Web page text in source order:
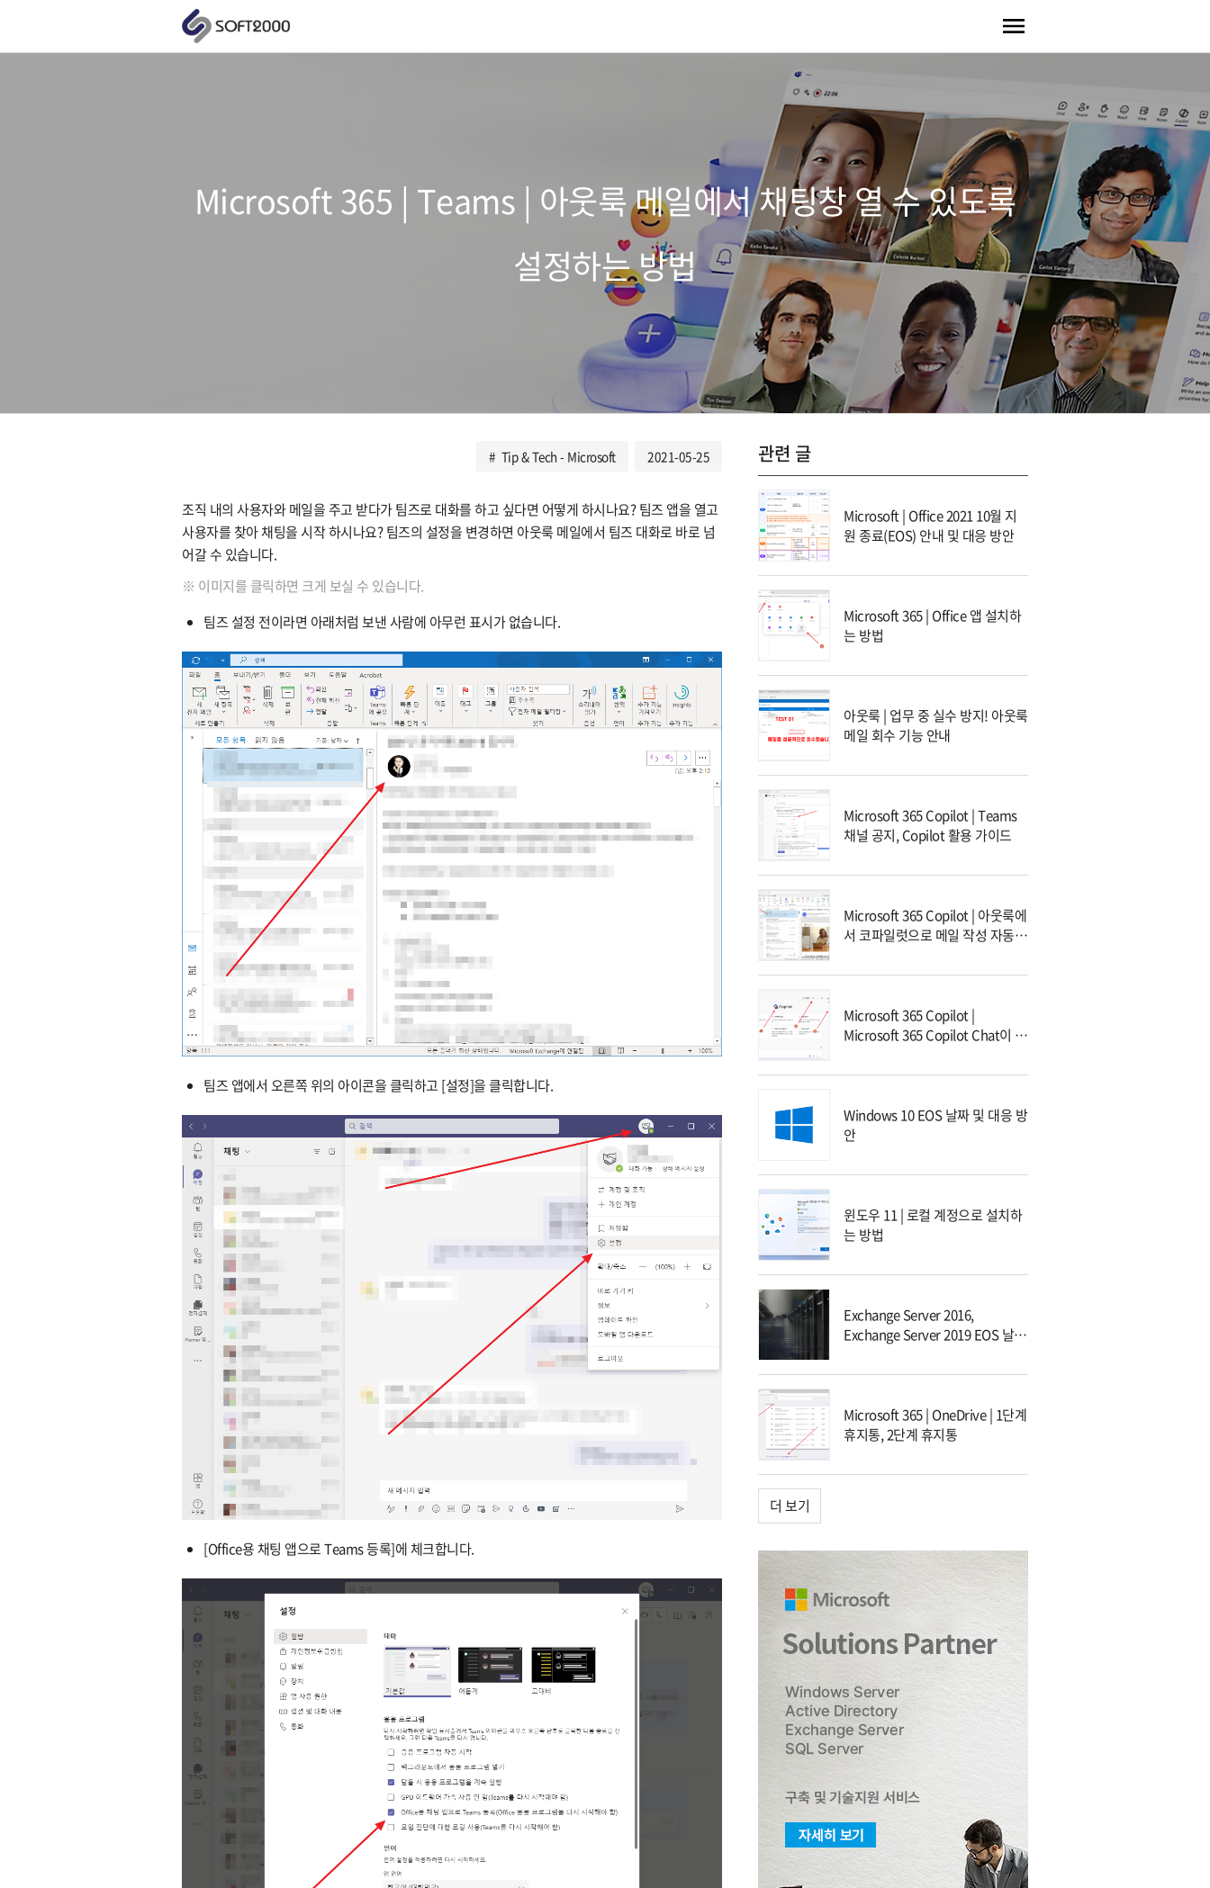
Microsoft 365 | Teams | 아웃룩 메일에서 채팅창 열 수 있도록
설정하는 방법
Tip & Tech - Microsoft 2021-05-25
조직 내의 사용자와 메일을 주고 받다가 팀즈로 대화를 하고 싶다면 어떻게 하시나요? 팀즈 앱을 열고
사용자를 찾아 채팅을 시작 하시나요? 팀즈의 설정을 변경하면 아웃룩 메일에서 팀즈 대화로 바로 넘
어갈 수 있습니다.
※ 이미지를 클릭하면 크게 보실 수 있습니다.
팀즈 설정 전이라면 아래처럼 보낸 사람에 아무런 표시가 없습니다.
팀즈 앱에서 오른쪽 위의 아이콘을 클릭하고 [설정]을 클릭합니다.
[Office용 채팅 앱으로 Teams 등록]에 체크합니다.
관련 글
Microsoft | Office 2021 10월 지
원 종료(EOS) 안내 및 대응 방안
Microsoft 365 | Office 앱 설치하
는 방법
아웃룩 | 업무 중 실수 방지! 아웃룩
메일 회수 기능 안내
Microsoft 365 Copilot | Teams
채널 공지, Copilot 활용 가이드
Microsoft 365 Copilot | 아웃룩에
서 코파일럿으로 메일 작성 자동화
Microsoft 365 Copilot |
Microsoft 365 Copilot Chat이 무
Windows 10 EOS 날짜 및 대응 방
안
윈도우 11 | 로컬 계정으로 설치하
는 방법
Exchange Server 2016,
Exchange Server 2019 EOS 날짜
Microsoft 365 | OneDrive | 1단계
휴지통, 2단계 휴지통
더 보기